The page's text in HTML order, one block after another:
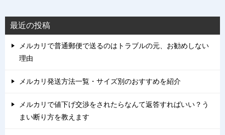
最近の投稿
メルカリで普通郵便で送るのはトラブルの元、お勧めしない
理由
メルカリ発送方法一覧・サイズ別のおすすめを紹介
メルカリで値下げ交渉をされたらなんて返答すればいい？う
まい断り方を教えます